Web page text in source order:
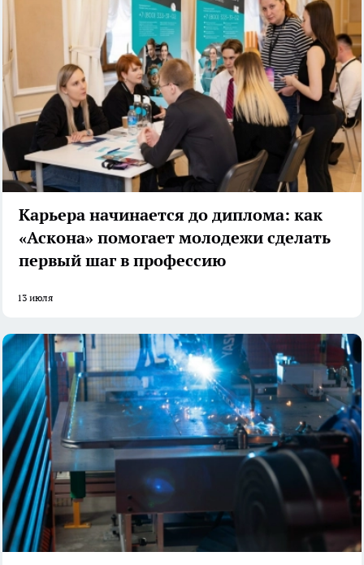
Карьера начинается до диплома: как
«Аскона» помогает молодежи сделать
первый шаг в профессию
13 июля